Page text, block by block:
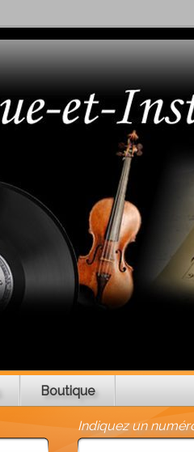
Boutique
Indiquez un